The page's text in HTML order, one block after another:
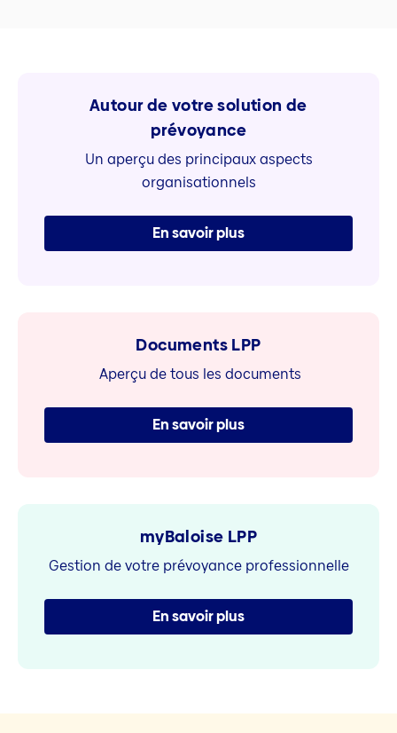
Autour de votre solution de
prévoyance
Un aperçu des principaux aspects
organisationnels
En savoir plus
Documents LPP
Aperçu de tous les documents
En savoir plus
myBaloise LPP
Gestion de votre prévoyance professionnelle
En savoir plus